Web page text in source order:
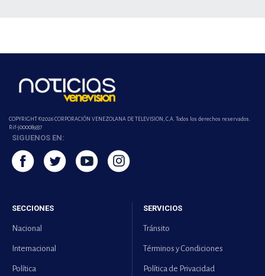
COPYRIGHT ©2026 CORPORACIÓN VENEZOLANA DE TELEVISION, C.A. Todos los derechos reservados.
Rif-j000089337
SIGUENOS EN:
SECCIONES
Nacional
Internacional
Política
SERVICIOS
Tránsito
Términos y Condiciones
Política de Privacidad